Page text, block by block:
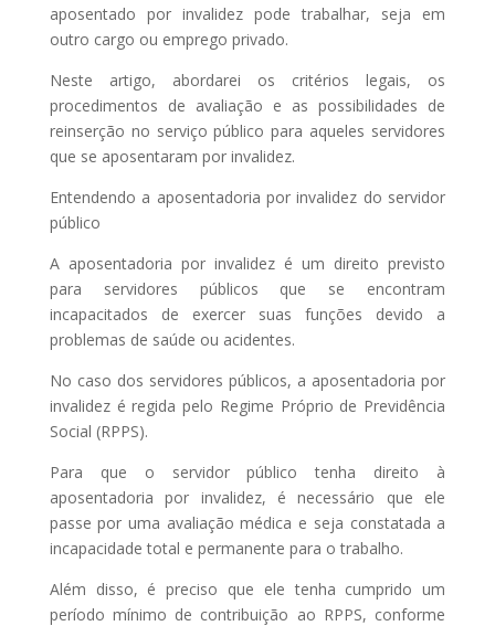
aposentado por invalidez pode trabalhar, seja em
outro cargo ou emprego privado.
Neste artigo, abordarei os critérios legais, os
procedimentos de avaliação e as possibilidades de
reinserção no serviço público para aqueles servidores
que se aposentaram por invalidez.
Entendendo a aposentadoria por invalidez do servidor
público
A aposentadoria por invalidez é um direito previsto
para servidores públicos que se encontram
incapacitados de exercer suas funções devido a
problemas de saúde ou acidentes.
No caso dos servidores públicos, a aposentadoria por
invalidez é regida pelo Regime Próprio de Previdência
Social (RPPS).
Para que o servidor público tenha direito à
aposentadoria por invalidez, é necessário que ele
passe por uma avaliação médica e seja constatada a
incapacidade total e permanente para o trabalho.
Além disso, é preciso que ele tenha cumprido um
período mínimo de contribuição ao RPPS, conforme